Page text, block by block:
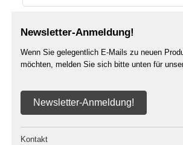
Newsletter-Anmeldung!
Wenn Sie gelegentlich E-Mails zu neuen
möchten, melden Sie sich bitte unten für
Newsletter-Anmeldung!
Kontakt